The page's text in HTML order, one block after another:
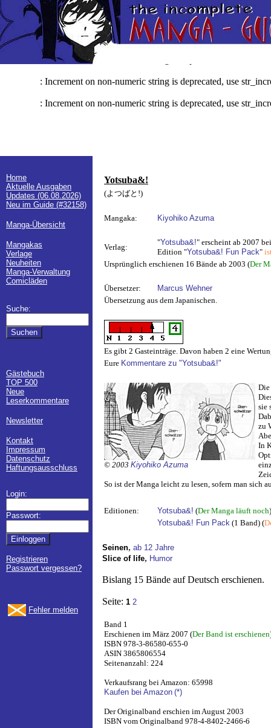
Deprecated: Increment on non-numeric string is deprecated, use
Deprecated: Increment on non-numeric string is deprecated, use
: Increment on non-numeric string is deprecated, use
: Increment on non-numeric string is deprecated, use
: Increment on non-numeric string is deprecated, use
Home
Aktuelle Ausgaben
Updates (06.08.2026)
Neu im Guide (#32158)
Manga-Übersicht
Mangakas
Verlage
Neuheiten
Manga-Verwaltung
Comicläden
Suche:
Gästebuch
TOP 500
Neue
Leserkommentare
Newsletter
Kontakt
Impressum
Datenschutz
Haftungsausschluss
Login:
Passwort:
Registrieren
Passwort vergessen?
Fehler melden
Yotsuba&!
(よつばと!)
Mangaka: Kiyohiko Azuma
Verlag:
"Yotsuba&!" erscheint ab 2007
Edition "Yotsuba&! Fun Pack"
Ursprünglich erschienen 16 Bände ab 2003 (Der
Übersetzer:
Marcus Wehner
Übersetzung aus dem Japanischen.
Es gibt 2 Gasteinträge. Davon haben 2 eine
Eure Kommentare zu "Yotsuba&!"
© 2003 Kiyohiko Azuma
Die
sie
zu
In
So ist der Manga leicht zu lesen, sofern man sich
Editionen: Yotsuba&! (Der Manga läuft noch)
Yotsuba&! Fun Pack (1 Band) (
Seinen, ab 12 Jahre
Slice of life, Humor
Bislang 15 Bände auf Deutsch erschienen.
Seite: 1 2
Band 1
Erschienen im März 2007 (Der Band ist erschienen
ISBN 978-3-86580-655-0
ASIN 3865806554
Seitenanzahl: 224
Verkaufsrang bei Amazon: 65998
Kaufen bei Amazon (*)
Der Originalband erschien im August 2003
ISBN vom Originalband 978-4-8402-2466-6